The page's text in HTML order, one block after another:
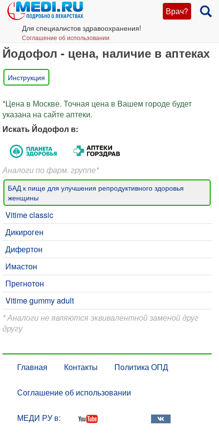
Врач?
Для специалистов здравоохранения!
Соглашение об использовании
Йодофол - цена, наличие в аптеках
Инструкция
*Цена в Москве. Точная цена в Вашем городе будет
указана на сайте аптеки.
Искать Йодофол в:
Аналоги по фарм. группе*
БАД к пище для улучшения репродуктивного здоровья
женщины
Vitime classic
Дикироген
Дифертон
Имастон
Прегнотон
Vitime gummy adult
* Аналоги не являются эквивалентной заменой друг
другу
Главная Контакты Политика ОПД
Соглашение об использовании
МЕДИ РУ в: